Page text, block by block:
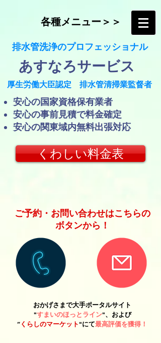
各種メニュー＞＞
​排水管洗浄のプロフェッショナル
​あすなろサービス
​厚生労働大臣認定 排水管清掃業監督者
​安心の国家資格保有業者
安心の事前見積で料金確定
​安心の関東域内無料出張対応
くわしい料金表
ご予約・お問い合わせはこちらの
ボタンから！
おかげさまで大手ポータルサイト
"すまいのほっとライン"、および
” くらしのマーケット"にて最高評価を獲得！